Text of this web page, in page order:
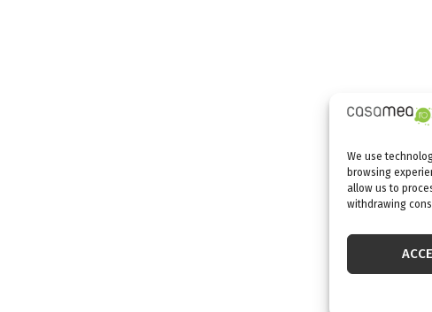
We use
browsing
allow us to
withdrawing